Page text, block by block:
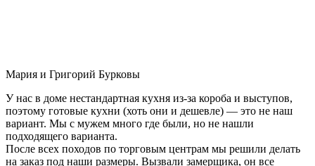
Мария и Григорий Бурковы
У нас в доме нестандартная кухня из-за короба и выступов,
поэтому готовые кухни (хоть они и дешевле) — это не наш
вариант. Мы с мужем много где были, но не нашли
подходящего варианта.
После всех походов по торговым центрам мы решили делать
на заказ под наши размеры. Вызвали замерщика, он все